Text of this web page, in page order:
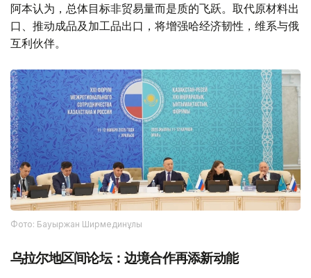
阿本认为，总体目标非贸易量而是质的飞跃。取代原材料出
口、推动成品及加工品出口，将增强哈经济韧性，维系与俄
互利伙伴。
Фото: Бауыржан Ширмединұлы
乌拉尔地区间论坛：边境合作再添新动能